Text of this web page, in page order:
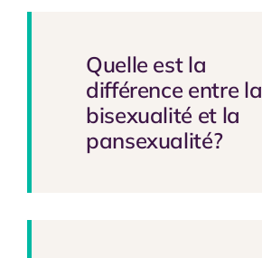
Quelle est la
différence entre la
bisexualité et la
pansexualité?